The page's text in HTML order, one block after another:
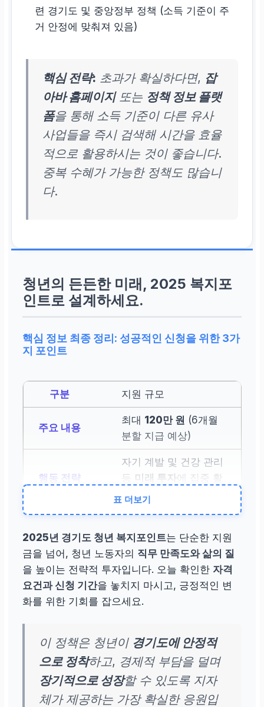
련 경기도 및 중앙정부 정책 (소득 기준이 주
거 안정에 맞춰져 있음)
핵심 전략: 초과가 확실하다면, 잡
아바 홈페이지또는 정책 정보 플랫
폼을 통해 소득 기준이 다른 유사
사업들을 즉시 검색해 시간을 효율
적으로 활용하시는 것이 좋습니다.
중복 수혜가 가능한 정책도 많습니
다.
청년의 든든한 미래, 2025 복지포
인트로 설계하세요.
핵심 정보 최종 정리: 성공적인 신청을 위한 3가
지 포인트
지원 규모
최대 120만 원 (6개월
분할 지급 예상)
자기 계발 및 건강 관리
등 미래 투자 에 집중 활
용
만 19~39세, 경기도 거
주, 중위소득 150% 이
하 (건보료)
신청 전
부 확인
신청 시기
연중 2~3회 모집 (차수
표 더보기
2025년 경기도 청년 복지포인트는 단순한 지원
금을 넘어, 청년 노동자의 직무 만족도와 삶의 질
을 높이는 전략적 투자입니다. 오늘 확인한 자격
요건과 신청 기간을 놓치지 마시고, 긍정적인 변
화를 위한 기회를 잡으세요.
이 정책은 청년이 경기도에 안정적
으로 정착하고, 경제적 부담을 덜며
장기적으로 성장할 수 있도록 지자
체가 제공하는 가장 확실한 응원입